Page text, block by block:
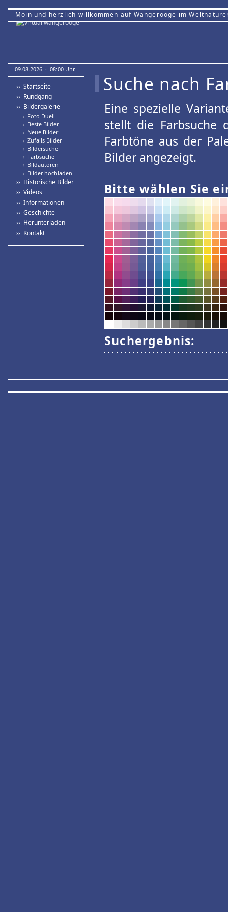
Moin und herzlich willkommen auf Wangerooge im
09.08.2026 · 08:00 Uhr.
›› Startseite
›› Rundgang
›› Bildergalerie
› Foto-Duell
› Beste Bilder
› Neue Bilder
› Zufalls-Bilder
› Bildersuche
› Farbsuche
› Bildautoren
› Bilder hochladen
›› Historische Bilder
›› Videos
›› Informationen
›› Geschichte
›› Herunterladen
›› Kontakt
Suche nach
Eine spezielle
stellt die Farbsuche
Farbtöne aus der
Bilder angezeigt.
Bitte wählen Sie
Suchergebnis: